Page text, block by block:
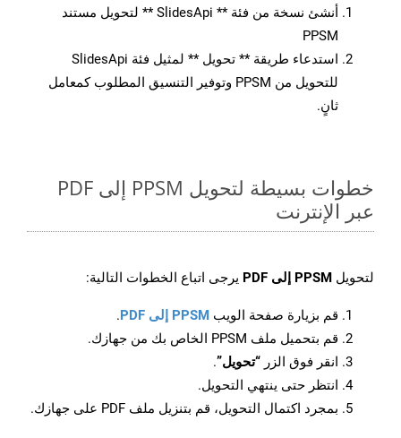
أنشئ نسخة من فئة ** SlidesApi ** لتحويل مستند
PPSM
استدعاء طريقة ** تحويل ** لمثيل فئة SlidesApi
للتحويل من PPSM وتوفير التنسيق المطلوب كمعامل
ثانٍ.
خطوات بسيطة لتحويل PPSM إلى PDF
عبر الإنترنت
لتحويل PPSM إلى PDF يرجى اتباع الخطوات التالية:
قم بزيارة صفحة الويب PPSM إلى PDF
.
قم بتحميل ملف PPSM الخاص بك من جهازك.
انقر فوق الزر “تحويل”.
انتظر حتى ينتهي التحويل.
بمجرد اكتمال التحويل، قم بتنزيل ملف PDF على جهازك.